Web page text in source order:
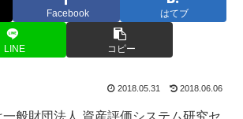
Facebook はてブ
LINE コピー
2018.05.31 2018.06.06